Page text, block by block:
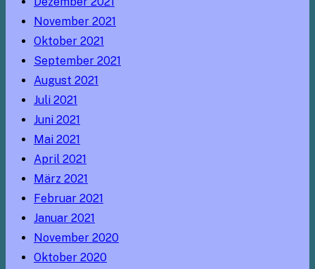
November 2021
Oktober 2021
September 2021
August 2021
Juli 2021
Juni 2021
Mai 2021
April 2021
März 2021
Februar 2021
Januar 2021
November 2020
Oktober 2020